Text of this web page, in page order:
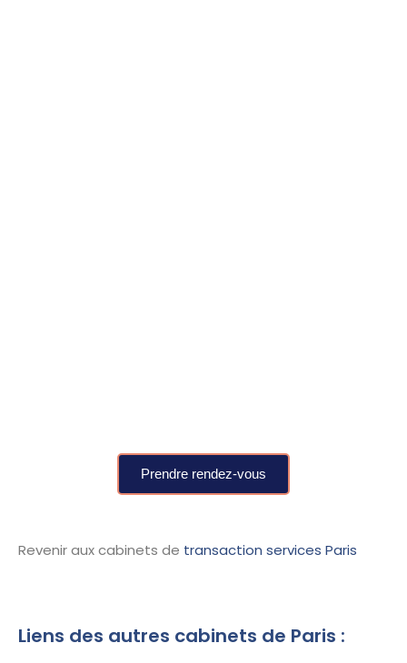
Prendre rendez-vous
Revenir aux cabinets de transaction services Paris
Liens des autres cabinets de Paris :